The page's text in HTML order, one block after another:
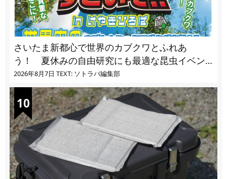
さいたま新都心で世界のカブクワとふれあ
う！ 夏休みの自由研究にも最適な昆虫イベン
ト
2026年8月7日 TEXT: ソトラバ編集部